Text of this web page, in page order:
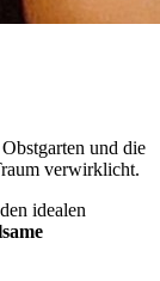
und die
verwirklicht.
idealen